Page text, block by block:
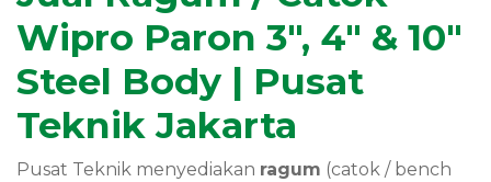
Wipro Paron 3″, 4″ & 10″
Steel Body | Pusat
Teknik Jakarta
Pusat Teknik menyediakan ragum (catok / bench